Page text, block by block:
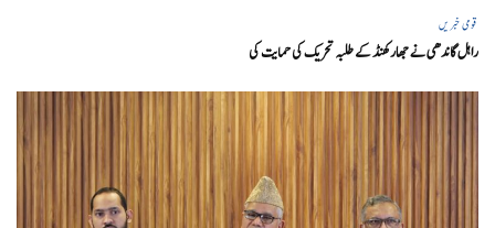
قومی خبریں
راہل گاندھی نے جھارکھنڈ کے طلبہ تحریک کی حمایت کی